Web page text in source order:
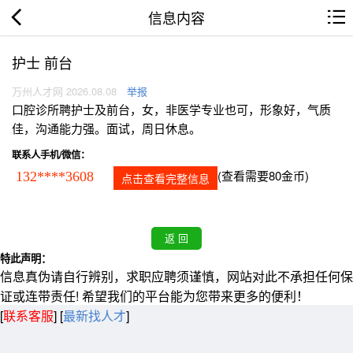
信息内容
护士 前台
万州人才网 2026.08.08 举报
口腔诊所聘护士及前台，女，非医学专业也可，形象好，气质
佳，沟通能力强。面试，周日休息。
联系人手机/微信：
132****3608 点击查看完整信息 (查看需要80金币)
特此声明：
信息真伪请自行辨别，求职应聘须谨慎，网站对此不承担任何保
证或连带责任! 希望我们的平台能为您带来更多的便利！
[联系客服] [最新找人才]